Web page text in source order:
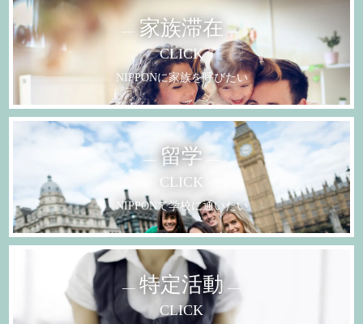
家族滞在
CLICK
NIPPONに家族を呼びたい
留学
CLICK
NIPPONで学校に通いたい
特定活動
CLICK